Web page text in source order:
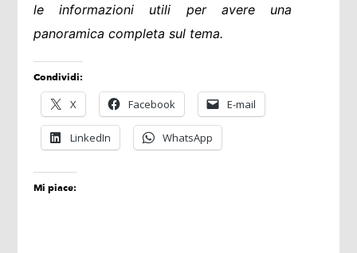
le informazioni utili per avere una
panoramica completa sul tema.
Condividi:
X Facebook E-mail
LinkedIn WhatsApp
Mi piace: